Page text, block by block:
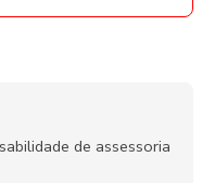
de assessoria